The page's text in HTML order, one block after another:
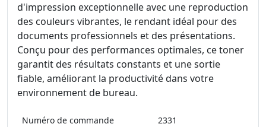
d'impression exceptionnelle avec une reproduction
des couleurs vibrantes, le rendant idéal pour des
documents professionnels et des présentations.
Conçu pour des performances optimales, ce toner
garantit des résultats constants et une sortie
fiable, améliorant la productivité dans votre
environnement de bureau.
Numéro de commande
2331